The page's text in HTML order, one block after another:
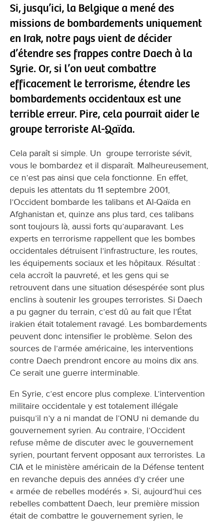
Si, jusqu’ici, la Belgique a mené des
missions de bombardements uniquement
en Irak, notre pays vient de décider
d’étendre ses frappes contre Daech à la
Syrie. Or, si l’on veut combattre
efficacement le terrorisme, étendre les
bombardements occidentaux est une
terrible erreur. Pire, cela pourrait aider le
groupe terroriste Al-Qaïda.
Cela paraît si simple. Un groupe terroriste sévit,
vous le bombardez et il disparaît. Malheureusement,
ce n’est pas ainsi que cela fonctionne. En effet,
depuis les attentats du 11 septembre 2001,
l’Occident bombarde les talibans et Al-Qaïda en
Afghanistan et, quinze ans plus tard, ces talibans
sont toujours là, aussi forts qu’auparavant. Les
experts en terrorisme rappellent que les bombes
occidentales détruisent l’infrastructure, les routes,
les équipements sociaux et les hôpitaux. Résultat :
cela accroît la pauvreté, et les gens qui se
retrouvent dans une situation désespérée sont plus
enclins à soutenir les groupes terroristes. Si Daech
a pu gagner du terrain, c’est dû au fait que l’État
irakien était totalement ravagé. Les bombardements
peuvent donc intensifier le problème. Selon des
sources de l’armée américaine, les interventions
contre Daech prendront encore au moins dix ans.
Ce serait une guerre interminable.
En Syrie, c’est encore plus complexe. L’intervention
militaire occidentale y est totalement illégale
puisqu’il n’y a ni mandat de l’ONU ni demande du
gouvernement syrien. Au contraire, l’Occident
refuse même de discuter avec le gouvernement
syrien, pourtant fervent opposant aux terroristes. La
CIA et le ministère américain de la Défense tentent
en revanche depuis des années d’y créer une
« armée de rebelles modérés ». Si, aujourd’hui ces
rebelles combattent Daech, leur première mission
était de combattre le gouvernement syrien, le